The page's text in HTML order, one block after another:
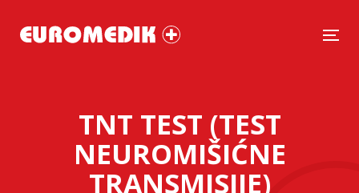
TNT TEST (TEST
NEUROMIŠIĆNE
TRANSMISIJE)